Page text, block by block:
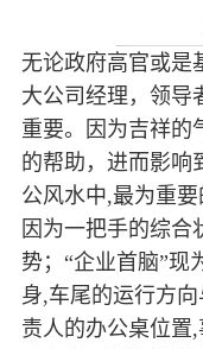
无论政府高官或是
大公司经理，领导
重要。因为吉祥的
的帮助，进而影响
公风水中,最为重
因为一把手的综合
势；“企业首脑”现
身,车尾的运行方
责人的办公桌位置